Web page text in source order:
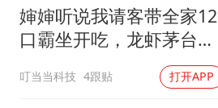
婶婶听说我请客带全家12
口霸坐开吃，龙虾茅台点
叮当当科技 4跟贴 打开APP